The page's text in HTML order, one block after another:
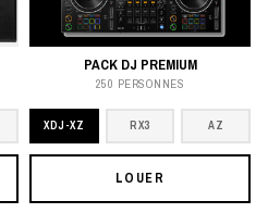
PACK DJ PREMIUM
250 PERSONNES
XDJ-XZ RX3 AZ
LOUER